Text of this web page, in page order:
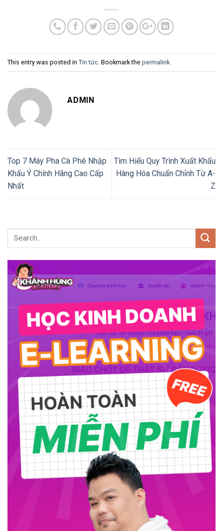
This entry was posted in Tin tức . Bookmark the permalink
ADMIN
Top 7 Máy Pha Cà Phê Nhập
Khẩu Ý Chính Hãng Cao Cấp
Nhất
Tìm Hiểu Quy Trình Xuất Khẩu
Hàng Hóa Chuẩn Chỉnh Từ A-
Z